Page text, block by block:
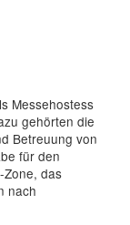
Messehostess
gehörten die
Betreuung von
für den
Zone, das
nach